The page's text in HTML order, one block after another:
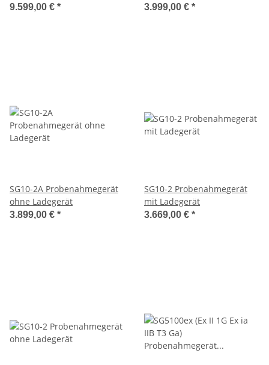
9.599,00 € * 3.999,00 € *
SG10-2A Probenahmegerät
ohne Ladegerät
3.899,00 € *
SG10-2 Probenahmegerät
mit Ladegerät
3.669,00 € *